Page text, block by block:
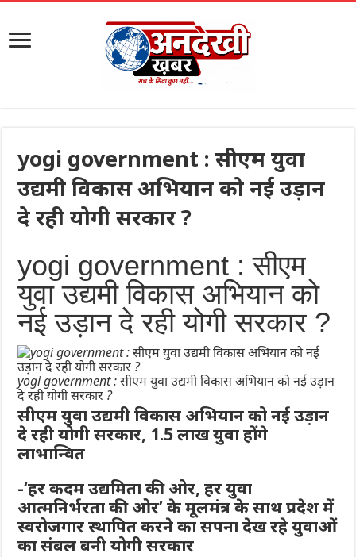
yogi government : सीएम युवा
उद्यमी विकास अभियान को नई उड़ान
दे रही योगी सरकार ?
yogi government : सीएम
युवा उद्यमी विकास अभियान को
नई उड़ान दे रही योगी सरकार ?
yogi government : सीएम युवा उद्यमी विकास अभियान को नई उड़ान
दे रही योगी सरकार ?
सीएम युवा उद्यमी विकास अभियान को नई उड़ान
दे रही योगी सरकार, 1.5 लाख युवा होंगे
लाभान्वित
-‘हर कदम उद्यमिता की ओर, हर युवा
आत्मनिर्भरता की ओर’ के मूलमंत्र के साथ प्रदेश में
स्वरोजगार स्थापित करने का सपना देख रहे युवाओं
का संबल बनी योगी सरकार